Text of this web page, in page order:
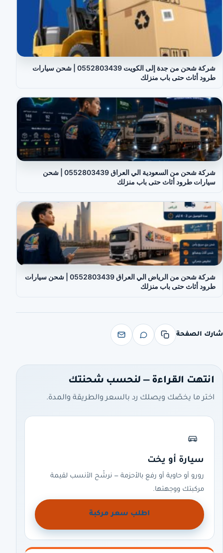
شركة شحن من جدة إلى الكويت 0552803439 | شحن سيارات
طرود أثاث حتى باب منزلك
شركة شحن من السعودية الي العراق 0552803439 | شحن
سيارات طرود أثاث حتى باب منزلك
شركة شحن من الرياض الي العراق 0552803439 | شحن سيارات
طرود أثاث حتى باب منزلك
شارك الصفحة
انتهت القراءة — لنحسب شحنتك
اختر ما يخصّك ويصلك رد بالسعر والطريقة والمدة.
سيارة أو يخت
رورو أو حاوية أو رفع بالأحزمة — نرشّح الأنسب لقيمة
مركبتك ووجهتها.
اطلب سعر مركبة